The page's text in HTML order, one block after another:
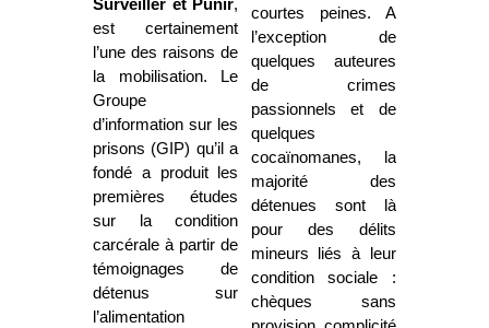
Surveiller et Punir,
est certainement
l’une des raisons de
la mobilisation. Le
Groupe
d’information sur les
prisons (GIP) qu’il a
fondé a produit les
premières études
sur la condition
carcérale à partir de
témoignages de
détenus sur
l’alimentation
courtes peines. A
l’exception de
quelques auteures
de crimes
passionnels et de
quelques
cocaïnomanes, la
majorité des
détenues sont là
pour des délits
mineurs liés à leur
condition sociale :
chèques sans